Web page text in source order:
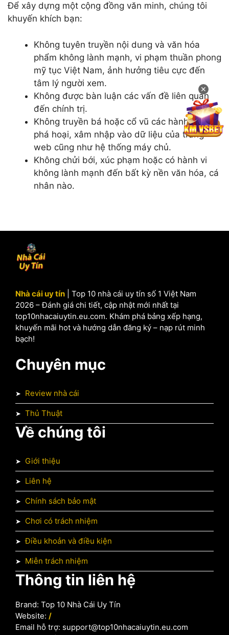
Để xây dựng một cộng đồng văn minh, chúng tôi
khuyến khích bạn:
Không tuyên truyền nội dung và văn hóa
phẩm không lành mạnh, vi phạm thuần phong
mỹ tục Việt Nam, ảnh hưởng tiêu cực đến
tâm lý người xem.
Không được bàn luận các vấn đề liên quan
đến chính trị.
Không truyền bá hoặc cổ vũ các hành động
phá hoại, xâm nhập vào dữ liệu của trang
web cũng như hệ thống máy chủ.
Không chửi bới, xúc phạm hoặc có hành vi
không lành mạnh đến bất kỳ nền văn hóa, cá
nhân nào.
Nhà cái uy tín | Top 10 nhà cái uy tín số 1 Việt Nam
2026 – Đánh giá chi tiết, cập nhật mới nhất tại
top10nhacaiuytin.eu.com. Khám phá bảng xếp hạng,
khuyến mãi hot và hướng dẫn đăng ký – nạp rút minh
bạch!
Chuyên mục
Review nhà cái
Thủ Thuật
Về chúng tôi
Giới thiệu
Liên hệ
Chính sách bảo mật
Chơi có trách nhiệm
Điều khoản và điều kiện
Miễn trách nhiệm
Thông tin liên hệ
Brand: Top 10 Nhà Cái Uy Tín
Website: /
Email hỗ trợ: support@top10nhacaiuytin.eu.com
✕